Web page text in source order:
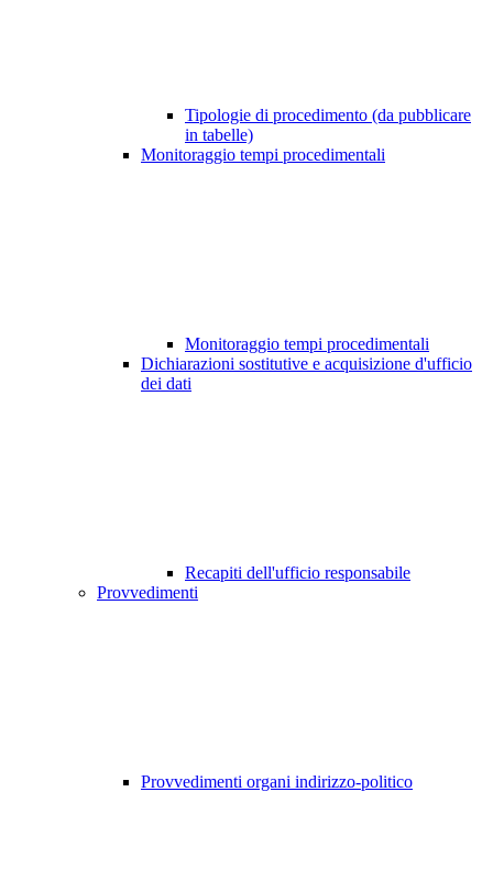
Tipologie di procedimento (da pubblicare
in tabelle)
Monitoraggio tempi procedimentali
Monitoraggio tempi procedimentali
Dichiarazioni sostitutive e acquisizione d'ufficio
dei dati
Recapiti dell'ufficio responsabile
Provvedimenti
Provvedimenti organi indirizzo-politico